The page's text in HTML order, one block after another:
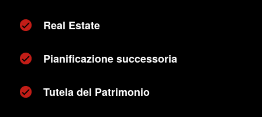
Real Estate
Pianificazione successoria
Tutela del Patrimonio